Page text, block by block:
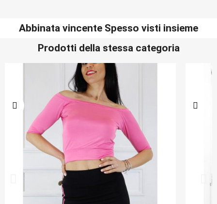
Abbinata vincente Spesso visti insieme
Prodotti della stessa categoria